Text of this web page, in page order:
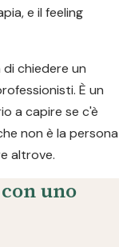
e il feeling
chiedere un
È un
a capire se c'è
non è la persona
altrove.
uno